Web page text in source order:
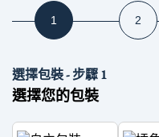
選擇包裝 - 步驟 1
選擇您的包裝